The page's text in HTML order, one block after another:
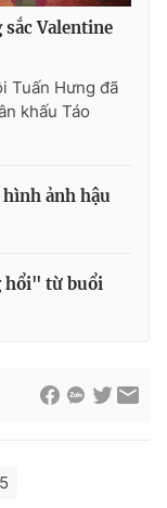
có sự chấp
phát hành lại
Valentine
Tuấn Hưng đã
khấu Táo
hình ảnh hậu
hổi" từ buổi